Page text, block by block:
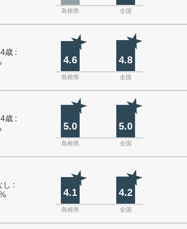
島根県 全国
歳 :
4.6 4.8
島根県 全国
歳 :
5.0 5.0
島根県 全国
し :
4.1 4.2
島根県 全国